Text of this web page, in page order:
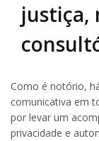
justiça,
Como é notório,
comunicativa em
por levar um
privacidade e